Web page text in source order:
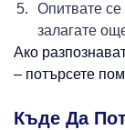
Опитвате се
залагате
Ако
– потърсете
Къде Да